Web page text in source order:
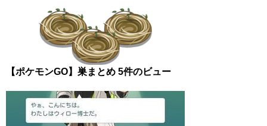
【ポケモンGO】巣まとめ 5件のビュー